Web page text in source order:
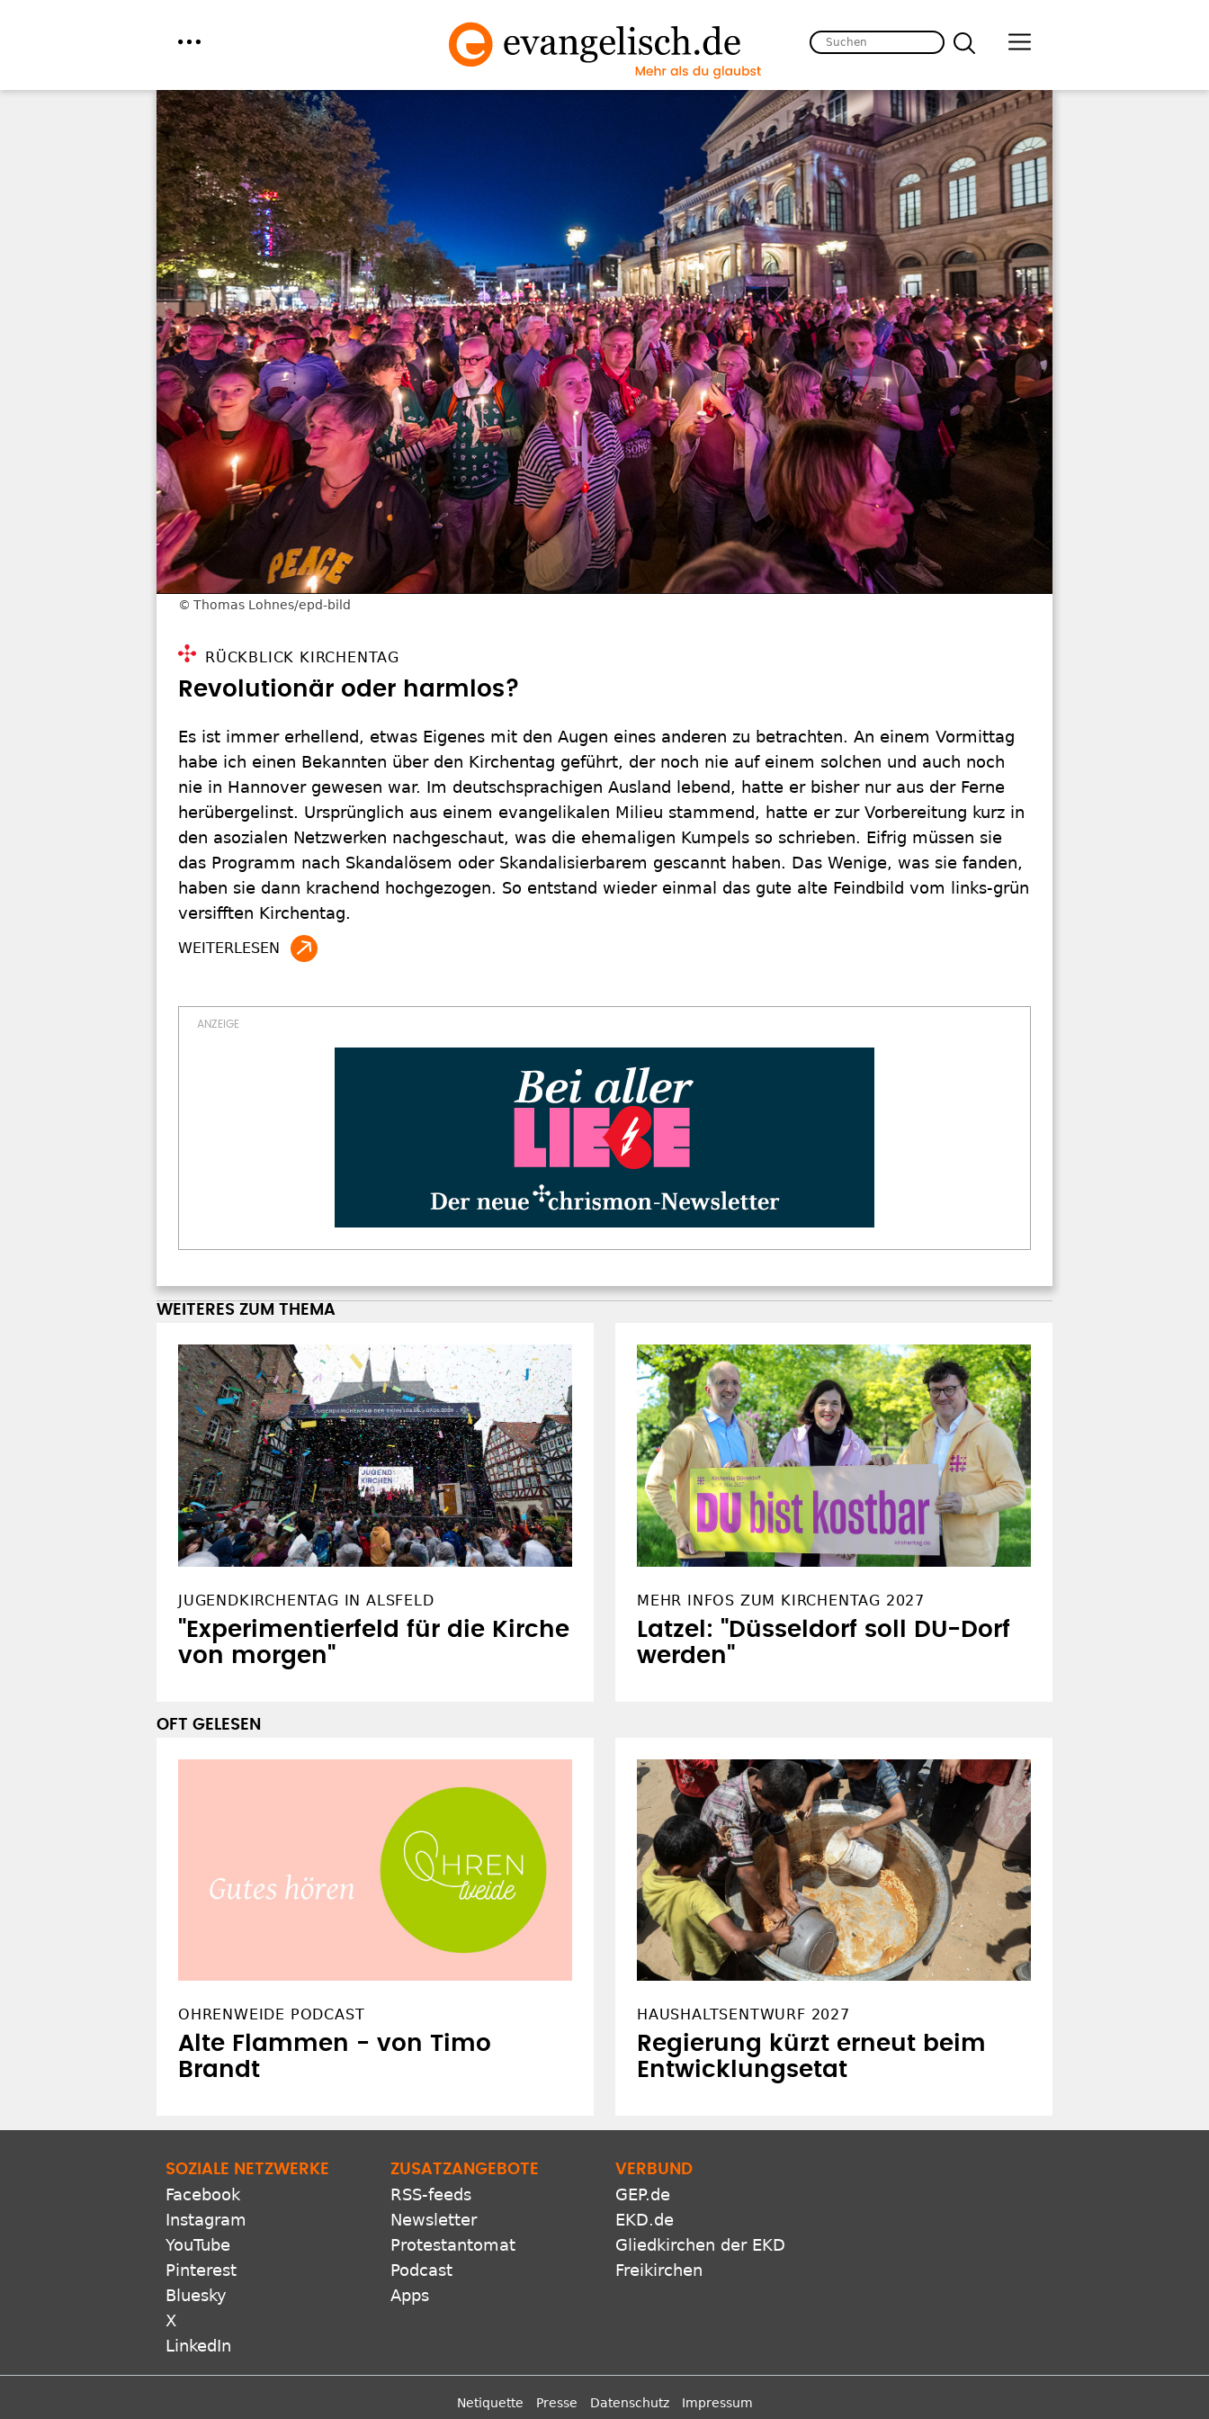
Thomas Lohnes/epd-bild
RÜCKBLICK KIRCHENTAG
Revolutionär oder harmlos?
Es ist immer erhellend, etwas Eigenes mit den Augen eines anderen zu betrachten. An einem Vormittag
habe ich einen Bekannten über den Kirchentag geführt, der noch nie auf einem solchen und auch noch
nie in Hannover gewesen war. Im deutschsprachigen Ausland lebend, hatte er bisher nur aus der Ferne
herübergelinst. Ursprünglich aus einem evangelikalen Milieu stammend, hatte er zur Vorbereitung kurz in
den asozialen Netzwerken nachgeschaut, was die ehemaligen Kumpels so schrieben. Eifrig müssen sie
das Programm nach Skandalösem oder Skandalisierbarem gescannt haben. Das Wenige, was sie fanden,
haben sie dann krachend hochgezogen. So entstand wieder einmal das gute alte Feindbild vom links-grün
versifften Kirchentag.
WEITERES ZUM THEMA
JUGENDKIRCHENTAG IN ALSFELD
"Experimentierfeld für die Kirche
von morgen"
MEHR INFOS ZUM KIRCHENTAG 2027
Latzel: "Düsseldorf soll DU-Dorf
werden"
OFT GELESEN
OHRENWEIDE PODCAST
Alte Flammen - von Timo
Brandt
HAUSHALTSENTWURF 2027
Regierung kürzt erneut beim
Entwicklungsetat
SOZIALE NETZWERKE
Facebook
Instagram
YouTube
Pinterest
Bluesky
X
LinkedIn
ZUSATZANGEBOTE
RSS-feeds
Newsletter
Protestantomat
Podcast
Apps
VERBUND
GEP.de
EKD.de
Gliedkirchen der EKD
Freikirchen
Netiquette Presse Datenschutz Impressum